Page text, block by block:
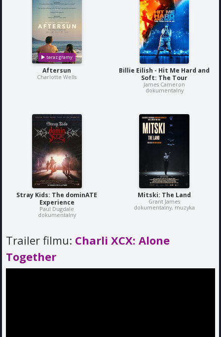
Aftersun
Charlotte Wells
Billie Eilish - Hit Me Hard and
Soft: The Tour
James Cameron
dokumentalny
Stray Kids: The dominATE
Experience
Paul Dugdale
dokumentalny
Mitski: The Land
Grant James
dokumentalny, muzyka
Trailer filmu: Charli XCX: Alone
Together